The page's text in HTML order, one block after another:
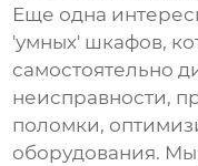
Еще одна
'умных' шкафов,
самостоятельно
неисправности,
поломки,
оборудования. Мы